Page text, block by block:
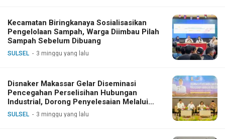
Kecamatan Biringkanaya Sosialisasikan
Pengelolaan Sampah, Warga Diimbau Pilah
Sampah Sebelum Dibuang
SULSEL 3 minggu yang lalu
Disnaker Makassar Gelar Diseminasi
Pencegahan Perselisihan Hubungan
Industrial, Dorong Penyelesaian Melalui
Dialog
SULSEL 3 minggu yang lalu